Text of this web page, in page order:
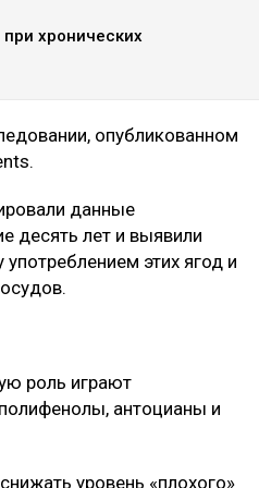
хронических
опубликованном
данные
десять лет и выявили
этих ягод и
роль играют
антоцианы и
уровень «плохого»